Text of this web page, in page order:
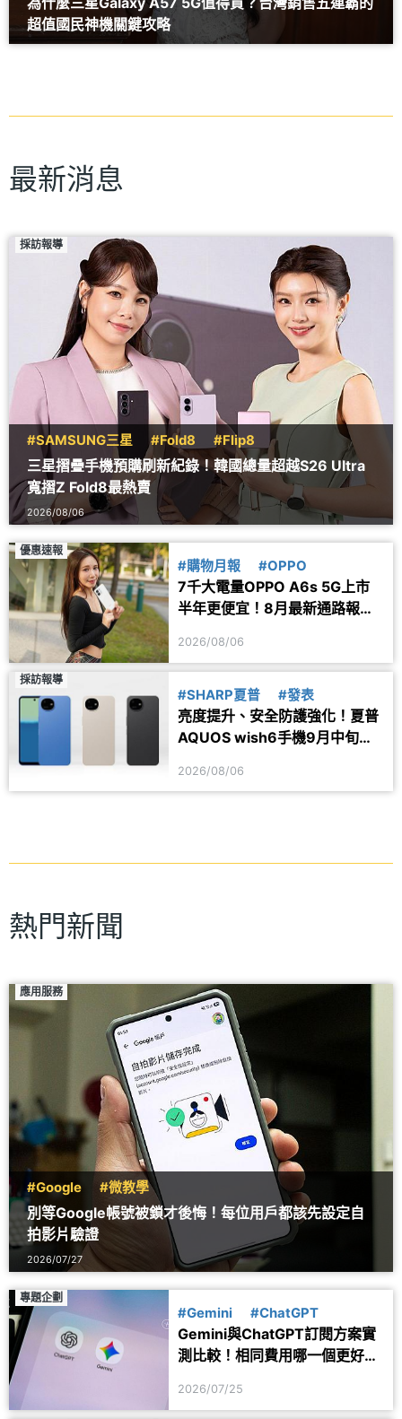
超值國民神機關鍵攻略
最新消息
採訪報導
#SAMSUNG三星 #Fold8 #Flip8
三星摺疊手機預購刷新紀錄！韓國總量超越S26 Ultra
寬摺Z Fold8最熱賣
2026/08/06
優惠速報
#購物月報 #OPPO
7千大電量OPPO A6s 5G上市
半年更便宜！8月最新通路報價
2026/08/06
採訪報導
#SHARP夏普 #發表
亮度提升、安全防護強化！夏普
AQUOS wish6手機9月中旬台
2026/08/06
熱門新聞
應用服務
#Google #微教學
別等Google帳號被鎖才後悔！每位用戶都該先設定自
拍影片驗證
2026/07/27
專題企劃
#Gemini #ChatGPT
Gemini與ChatGPT訂閱方案實
測比較！相同費用哪一個更好
2026/07/25